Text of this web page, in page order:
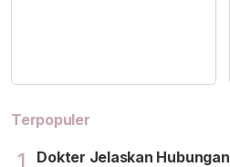
Terpopuler
1
Dokter Jelaskan Hubungan